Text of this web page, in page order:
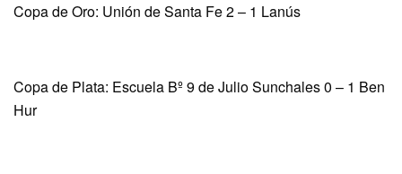
Copa de Oro: Unión de Santa Fe 2 – 1 Lanús
Copa de Plata: Escuela Bº 9 de Julio Sunchales 0 – 1 Ben
Hur